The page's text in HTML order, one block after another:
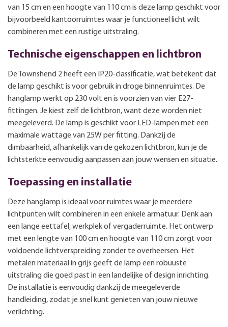
van 15 cm en een hoogte van 110 cm is deze lamp geschikt voor
bijvoorbeeld kantoorruimtes waar je functioneel licht wilt
combineren met een rustige uitstraling.
Technische eigenschappen en lichtbron
De Townshend 2 heeft een IP20-classificatie, wat betekent dat
de lamp geschikt is voor gebruik in droge binnenruimtes. De
hanglamp werkt op 230 volt en is voorzien van vier E27-
fittingen. Je kiest zelf de lichtbron, want deze worden niet
meegeleverd. De lamp is geschikt voor LED-lampen met een
maximale wattage van 25W per fitting. Dankzij de
dimbaarheid, afhankelijk van de gekozen lichtbron, kun je de
lichtsterkte eenvoudig aanpassen aan jouw wensen en situatie.
Toepassing en installatie
Deze hanglamp is ideaal voor ruimtes waar je meerdere
lichtpunten wilt combineren in een enkele armatuur. Denk aan
een lange eettafel, werkplek of vergaderruimte. Het ontwerp
met een lengte van 100 cm en hoogte van 110 cm zorgt voor
voldoende lichtverspreiding zonder te overheersen. Het
metalen materiaal in grijs geeft de lamp een robuuste
uitstraling die goed past in een landelijke of design inrichting.
De installatie is eenvoudig dankzij de meegeleverde
handleiding, zodat je snel kunt genieten van jouw nieuwe
verlichting.